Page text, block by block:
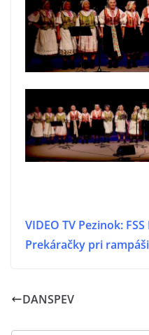
VIDEO TV Pezinok:
Prekáračky pri rampáši
DANSPEV